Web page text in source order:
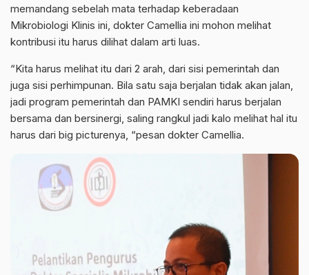
memandang sebelah mata terhadap keberadaan
Mikrobiologi Klinis ini, dokter Camellia ini mohon melihat
kontribusi itu harus dilihat dalam arti luas.
“Kita harus melihat itu dari 2 arah, dari sisi pemerintah dan
juga sisi perhimpunan. Bila satu saja berjalan tidak akan jalan,
jadi program pemerintah dan PAMKI sendiri harus berjalan
bersama dan bersinergi, saling rangkul jadi kalo melihat hal itu
harus dari big picturenya, “pesan dokter Camellia.